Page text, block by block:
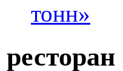
тонн»
ресторан